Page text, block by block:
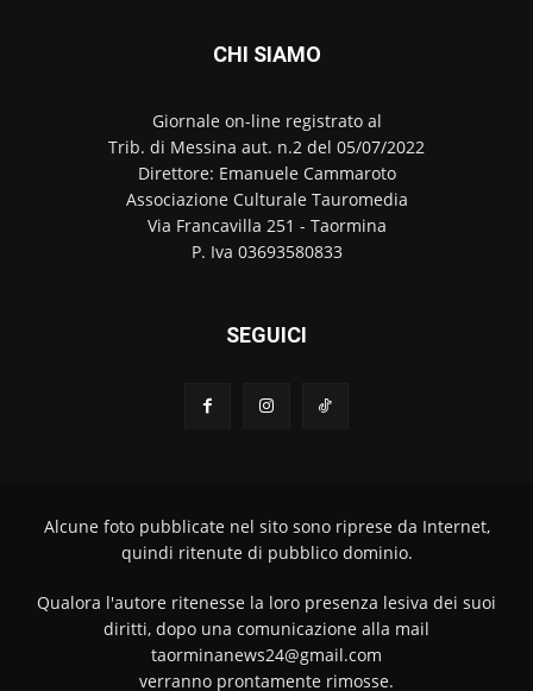
CHI SIAMO
Giornale on-line registrato al
Trib. di Messina aut. n.2 del 05/07/2022
Direttore: Emanuele Cammaroto
Associazione Culturale Tauromedia
Via Francavilla 251 - Taormina
P. Iva 03693580833
SEGUICI
Alcune foto pubblicate nel sito sono riprese da Internet,
quindi ritenute di pubblico dominio.
Qualora l'autore ritenesse la loro presenza lesiva dei suoi
diritti, dopo una comunicazione alla mail
taorminanews24@gmail.com
verranno prontamente rimosse.